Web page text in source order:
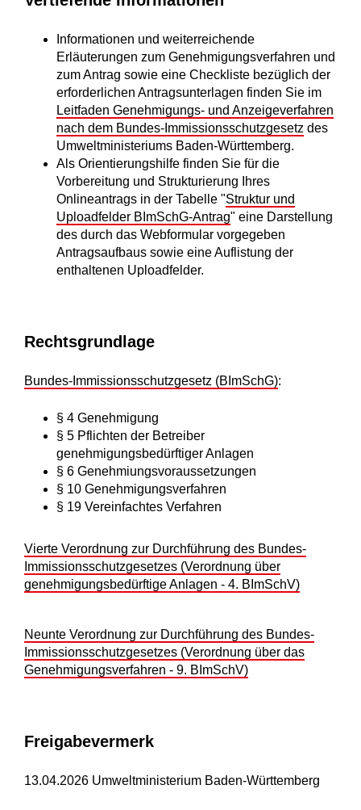
Informationen und weiterreichende
Erläuterungen zum Genehmigungsverfahren und
zum Antrag sowie eine Checkliste bezüglich der
erforderlichen Antragsunterlagen finden Sie im
Leitfaden Genehmigungs- und Anzeigeverfahren
nach dem Bundes-Immissionsschutzgesetz des
Umweltministeriums Baden-Württemberg.
Als Orientierungshilfe finden Sie für die
Vorbereitung und Strukturierung Ihres
Onlineantrags in der Tabelle "Struktur und
Uploadfelder BImSchG-Antrag" eine Darstellung
des durch das Webformular vorgegeben
Antragsaufbaus sowie eine Auflistung der
enthaltenen Uploadfelder.
Rechtsgrundlage
Bundes-Immissionsschutzgesetz (BImSchG):
§ 4 Genehmigung
§ 5 Pflichten der Betreiber
genehmigungsbedürftiger Anlagen
§ 6 Genehmiungsvoraussetzungen
§ 10 Genehmigungsverfahren
§ 19 Vereinfachtes Verfahren
Vierte Verordnung zur Durchführung des Bundes-
Immissionsschutzgesetzes (Verordnung über
genehmigungsbedürftige Anlagen - 4. BImSchV)
Neunte Verordnung zur Durchführung des Bundes-
Immissionsschutzgesetzes (Verordnung über das
Genehmigungsverfahren - 9. BImSchV)
Freigabevermerk
13.04.2026 Umweltministerium Baden-Württemberg